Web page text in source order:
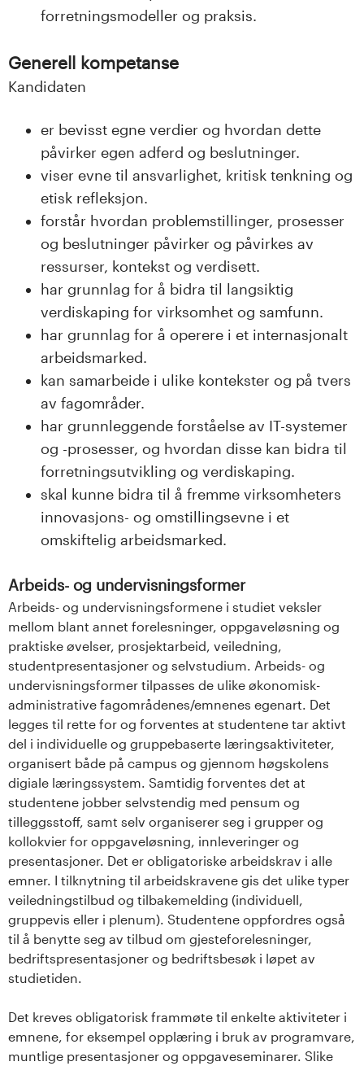
forretningsmodeller og praksis.
Generell kompetanse
Kandidaten
er bevisst egne verdier og hvordan dette
påvirker egen adferd og beslutninger.
viser evne til ansvarlighet, kritisk tenkning og
etisk refleksjon.
forstår hvordan problemstillinger, prosesser
og beslutninger påvirker og påvirkes av
ressurser, kontekst og verdisett.
har grunnlag for å bidra til langsiktig
verdiskaping for virksomhet og samfunn.
har grunnlag for å operere i et internasjonalt
arbeidsmarked.
kan samarbeide i ulike kontekster og på tvers
av fagområder.
har grunnleggende forståelse av IT-systemer
og -prosesser, og hvordan disse kan bidra til
forretningsutvikling og verdiskaping.
skal kunne bidra til å fremme virksomheters
innovasjons- og omstillingsevne i et
omskiftelig arbeidsmarked.
Arbeids- og undervisningsformer
Arbeids- og undervisningsformene i studiet veksler
mellom blant annet forelesninger, oppgaveløsning og
praktiske øvelser, prosjektarbeid, veiledning,
studentpresentasjoner og selvstudium. Arbeids- og
undervisningsformer tilpasses de ulike økonomisk-
administrative fagområdenes/emnenes egenart. Det
legges til rette for og forventes at studentene tar aktivt
del i individuelle og gruppebaserte læringsaktiviteter,
organisert både på campus og gjennom høgskolens
digiale læringssystem. Samtidig forventes det at
studentene jobber selvstendig med pensum og
tilleggsstoff, samt selv organiserer seg i grupper og
kollokvier for oppgaveløsning, innleveringer og
presentasjoner. Det er obligatoriske arbeidskrav i alle
emner. I tilknytning til arbeidskravene gis det ulike typer
veiledningstilbud og tilbakemelding (individuell,
gruppevis eller i plenum). Studentene oppfordres også
til å benytte seg av tilbud om gjesteforelesninger,
bedriftspresentasjoner og bedriftsbesøk i løpet av
studietiden.
Det kreves obligatorisk frammøte til enkelte aktiviteter i
emnene, for eksempel opplæring i bruk av programvare,
muntlige presentasjoner og oppgaveseminarer. Slike